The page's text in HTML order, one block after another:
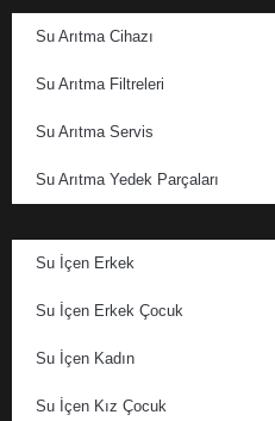
Su Arıtma Cihazı
Su Arıtma Filtreleri
Su Arıtma Servis
Su Arıtma Yedek Parçaları
Su İçen Erkek
Su İçen Erkek Çocuk
Su İçen Kadın
Su İçen Kız Çocuk